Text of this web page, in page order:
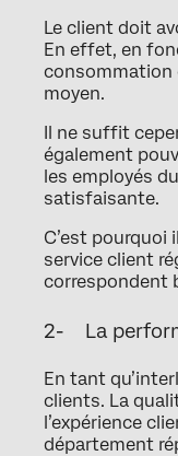
Le client doit
En effet, en
consommation
moyen.
Il ne suffit
également
les employés
satisfaisante.
C’est pourquoi
service client
correspondent
2- La
En tant
clients. La
l’expérience
département